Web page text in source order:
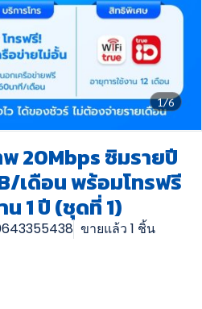
1/6
20Mbps ซิมรายปี
เดือน พร้อมโทรฟรี
น 1 ปี (ชุดที่ 1)
ขายแล้ว 1 ชิ้น